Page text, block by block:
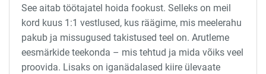
See aitab töötajatel hoida fookust. Selleks on meil
kord kuus 1:1 vestlused, kus räägime, mis meelerahu
pakub ja missugused takistused teel on. Arutleme
eesmärkide teekonda – mis tehtud ja mida võiks veel
proovida. Lisaks on iganädalased kiire ülevaate